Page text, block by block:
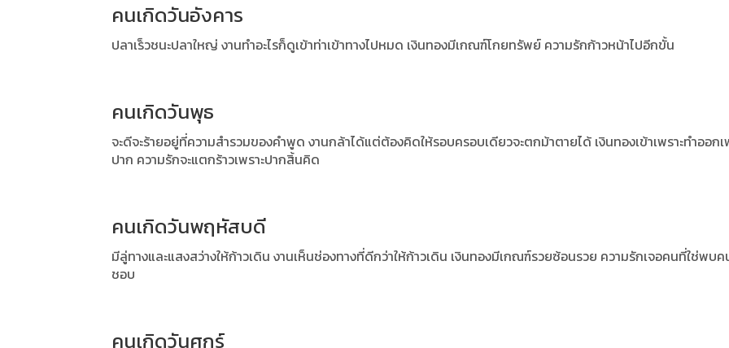
คนเกิดวันอังคาร
ปลาเร็วชนะปลาใหญ่ งานทำอะไรก็ดูเข้าท่าเข้าทางไปหมด เงินทองมีเกณฑ์โกยทรัพย์ ความรักก้าวหน้าไปอีกขั้น
คนเกิดวันพุธ
จะดีจะร้ายอยู่ที่ความสำรวมของคำพูด งานกล้าได้แต่ต้องคิดให้รอบครอบเดียวจะตกม้าตายได้ เงินทองเข้าเพราะทำออกเ
ปาก ความรักจะแตกร้าวเพราะปากสิ้นคิด
คนเกิดวันพฤหัสบดี
มีลู่ทางและแสงสว่างให้ก้าวเดิน งานเห็นช่องทางที่ดีกว่าให้ก้าวเดิน เงินทองมีเกณฑ์รวยซ้อนรวย ความรักเจอคนที่ใช่พบ
ชอบ
คนเกิดวันศุกร์